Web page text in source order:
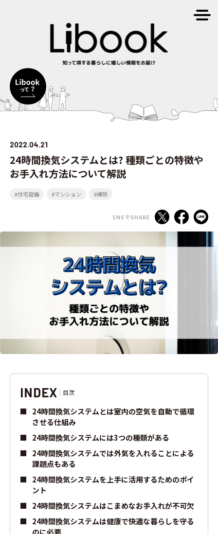
2022.04.21
24時間換気システムとは? 種類ごとの特徴や
お手入れ方法について解説
#住宅設備 #マンション #掃除
SNSでSHARE
INDEX 目次
24時間換気システムとは室内の空気を自動で循環
させる仕組み
24時間換気システムには3つの種類がある
24時間換気システムでは外気を入れることによる
課題点もある
24時間換気システムを上手に活用するためのポイ
ント
24時間換気システムはこまめなお手入れが不可欠
24時間換気システムは健康で快適な暮らしを守る
のに必要